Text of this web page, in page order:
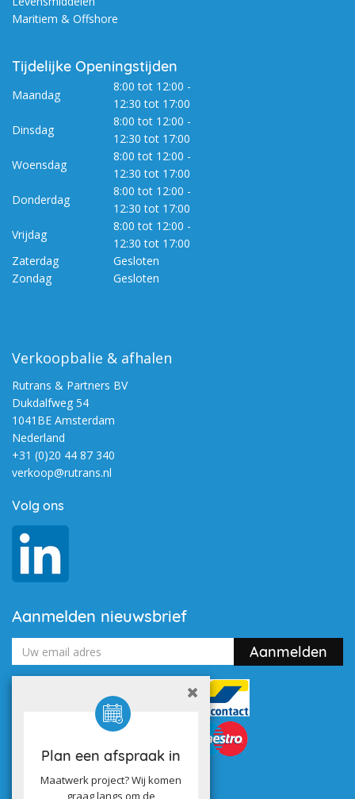
Plan een afspraak in
Maatwerk project? Wij komen
graag langs om de
Maritiem & Offshore
Tijdelijke Openingstijden
Maandag
8:00 tot 12:00 -
12:30 tot 17:00
Dinsdag
8:00 tot 12:00 -
12:30 tot 17:00
Woensdag
8:00 tot 12:00 -
12:30 tot 17:00
Donderdag
8:00 tot 12:00 -
12:30 tot 17:00
Vrijdag
8:00 tot 12:00 -
12:30 tot 17:00
Zaterdag
Gesloten
Zondag
Gesloten
Verkoopbalie & afhalen
Rutrans & Partners BV
Dukdalfweg 54
1041BE Amsterdam
Nederland
+31 (0)20 44 87 340
verkoop@rutrans.nl
Volg ons
Aanmelden nieuwsbrief